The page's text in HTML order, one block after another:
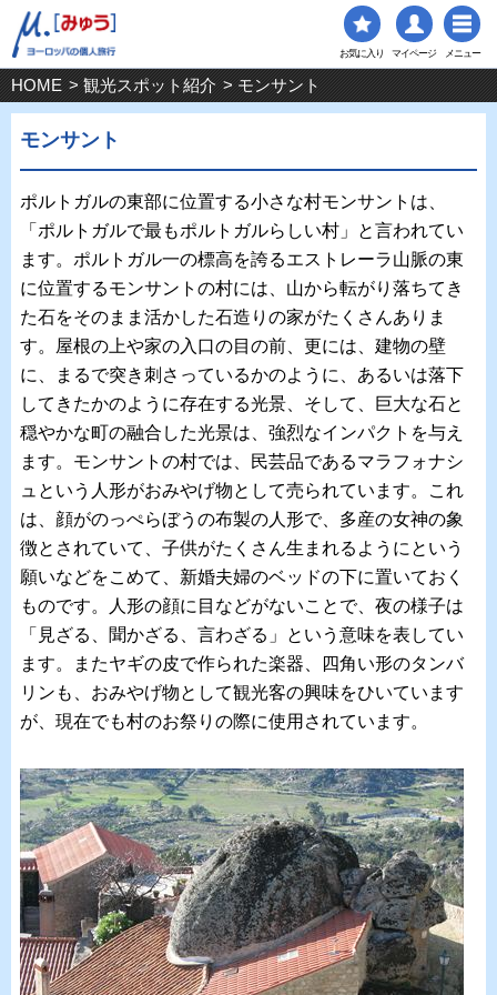
お気に入り マイページ メニュー
HOME >観光スポット紹介 > モンサント
モンサント
ポルトガルの東部に位置する小さな村モンサントは、
「ポルトガルで最もポルトガルらしい村」と言われてい
ます。ポルトガル一の標高を誇るエストレーラ山脈の東
に位置するモンサントの村には、山から転がり落ちてき
た石をそのまま活かした石造りの家がたくさんありま
す。屋根の上や家の入口の目の前、更には、建物の壁
に、まるで突き刺さっているかのように、あるいは落下
してきたかのように存在する光景、そして、巨大な石と
穏やかな町の融合した光景は、強烈なインパクトを与え
ます。モンサントの村では、民芸品であるマラフォナシ
ュという人形がおみやげ物として売られています。これ
は、顔がのっぺらぼうの布製の人形で、多産の女神の象
徴とされていて、子供がたくさん生まれるようにという
願いなどをこめて、新婚夫婦のベッドの下に置いておく
ものです。人形の顔に目などがないことで、夜の様子は
「見ざる、聞かざる、言わざる」という意味を表してい
ます。またヤギの皮で作られた楽器、四角い形のタンバ
リンも、おみやげ物として観光客の興味をひいています
が、現在でも村のお祭りの際に使用されています。